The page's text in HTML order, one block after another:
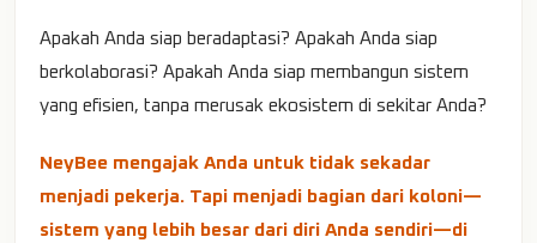
Apakah Anda siap beradaptasi? Apakah Anda siap
berkolaborasi? Apakah Anda siap membangun sistem
yang efisien, tanpa merusak ekosistem di sekitar Anda?
NeyBee mengajak Anda untuk tidak sekadar
menjadi pekerja. Tapi menjadi bagian dari koloni—
sistem yang lebih besar dari diri Anda sendiri—di